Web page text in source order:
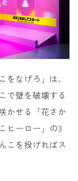
なげろ」は、
で壁を破壊する
かせる「花さか
ヒーロー」の3
こを投げればス